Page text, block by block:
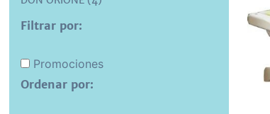
Filtrar por:
Promociones
Ordenar por: